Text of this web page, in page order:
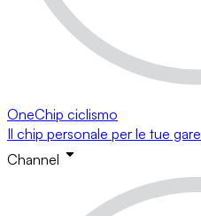
OneChip ciclismo
Il chip personale per le tue gare
Channel